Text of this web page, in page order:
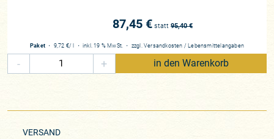
87,45 € statt 95,40€
Paket・ 9,72 €/ l ・ inkl. 19 % MwSt. ・ zzgl. Versandkosten / Lebensmittelangaben
- + in den Warenkorb
VERSAND